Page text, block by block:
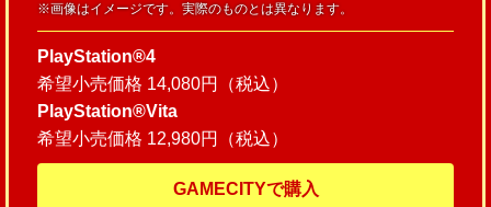
※画像はイメージです。実際のものとは異なります。
PlayStation®4
希望小売価格 14,080円（税込）
PlayStation®Vita
希望小売価格 12,980円（税込）
GAMECITYで購入